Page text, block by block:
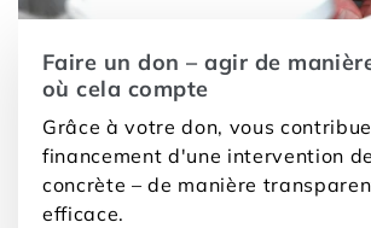
Faire un don – agir de
où cela compte
Grâce à votre don, vous
financement d'une intervention
concrète – de manière
efficace.